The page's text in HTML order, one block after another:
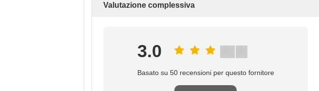
Valutazione complessiva
3.0
Basato su 50 recensioni per questo fornitore